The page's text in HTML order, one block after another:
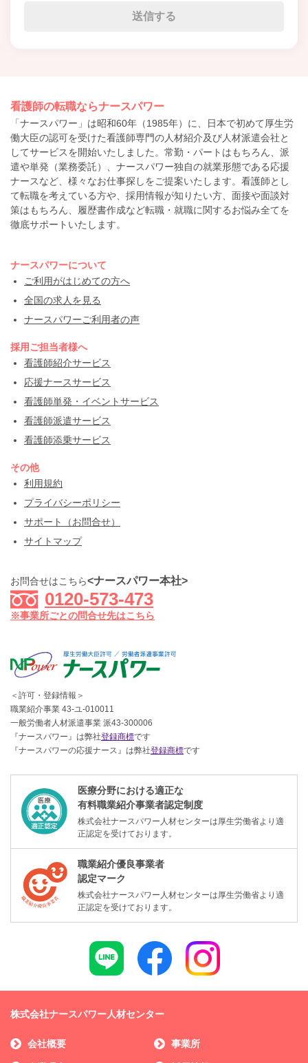
看護師の転職ならナースパワー
「ナースパワー」は昭和60年（1985年）に、日本で初めて厚生労
働大臣の認可を受けた看護師専門の人材紹介及び人材派遣会社と
してサービスを開始いたしました。常勤・パートはもちろん、派
遣や単発（業務委託）、ナースパワー独自の就業形態である応援
ナースなど、様々なお仕事探しをご提案いたします。看護師とし
て転職を考えている方や、採用情報が知りたい方、面接や面談対
策はもちろん、履歴書作成など転職・就職に関するお悩み全てを
徹底サポートいたします。
ナースパワーについて
ご利用がはじめての方へ
全国の求人を見る
ナースパワーご利用者の声
採用ご担当者様へ
看護師紹介サービス
応援ナースサービス
看護師単発・イベントサービス
看護師派遣サービス
看護師添乗サービス
その他
利用規約
プライバシーポリシー
サポート（お問合せ）
サイトマップ
お問合せはこちら<ナースパワー本社>
0120-573-473
※事業所ごとの問合せ先はこちら
＜許可・登録情報＞
職業紹介事業 43-ユ-010011
一般労働者人材派遣事業 派43-300006
『ナースパワー』は弊社登録商標です
『ナースパワーの応援ナース』は弊社登録商標です
医療分野における適正な
有料職業紹介事業者認定制度
株式会社ナースパワー人材センターは厚生労働省より適
正認定を受けております。
職業紹介優良事業者
認定マーク
株式会社ナースパワー人材センターは厚生労働省より適
正認定を受けております。
株式会社ナースパワー人材センター
会社概要 事業所